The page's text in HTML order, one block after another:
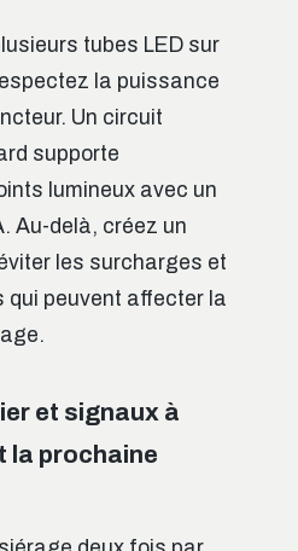
tubes LED sur
la puissance
Un circuit
supporte
lumineux avec un
Au-delà, créez un
les surcharges et
qui peuvent affecter la
et signaux à
la prochaine